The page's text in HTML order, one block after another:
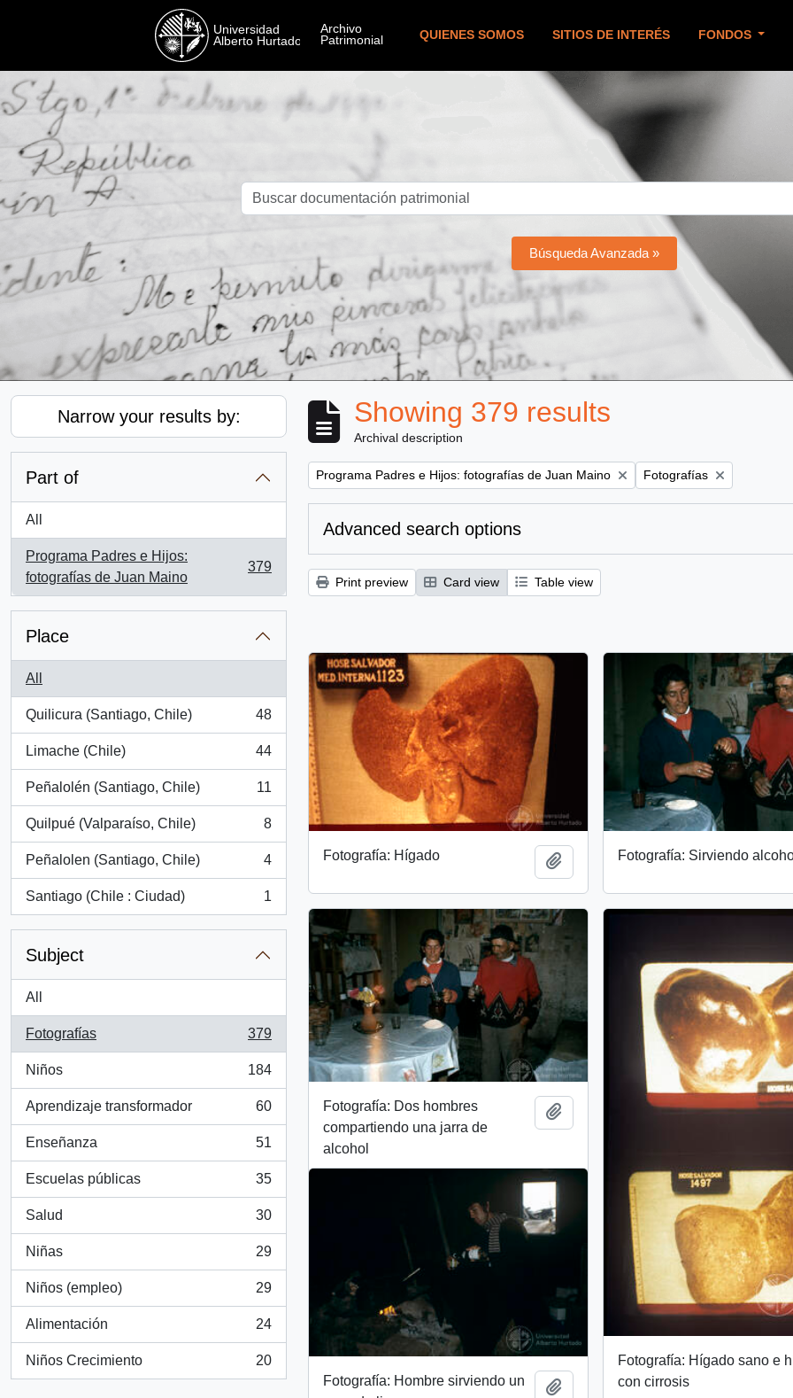
QUIENES SOMOS SITIOS DE INTERÉS FONDOS
Búsqueda Avanzada »
Narrow your results by:
Part of
All
Programa Padres e Hijos:
fotografías de Juan Maino
, 379 results
379
Place
All
Quilicura (Santiago, Chile)
, 48 results
48
Limache (Chile)
, 44 results
44
Peñalolén (Santiago, Chile)
, 11 results
11
Quilpué (Valparaíso, Chile)
, 8 results
8
Peñalolen (Santiago, Chile)
, 4 results
4
Santiago (Chile : Ciudad)
, 1 results
1
Subject
All
Fotografías
, 379 results
379
Niños
, 184 results
184
Aprendizaje transformador
, 60 results
60
Enseñanza
, 51 results
51
Escuelas públicas
, 35 results
35
Salud
, 30 results
30
Niñas
, 29 results
29
Niños (empleo)
, 29 results
29
Alimentación
, 24 results
24
Niños Crecimiento
, 20 results
20
Showing 379 results
Archival description
Remove filter:
Programa Padres e Hijos: fotografías de Juan Maino Remove filter:
Fotografías
Advanced search options
Print preview Card view Table view
Fotografía: Hígado Add to clipboardFotografía: Sirviendo
Fotografía: Dos hombres
compartiendo una jarra de
alcohol
Add to clipboard
Fotografía: Hígado sano e
con cirrosis
Fotografía: Hombre sirviendo un
Add to clipboard